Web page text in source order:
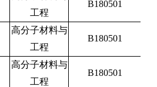
工程
B180501
高分子材料与
工程
B180501
高分子材料与
工程
B180501